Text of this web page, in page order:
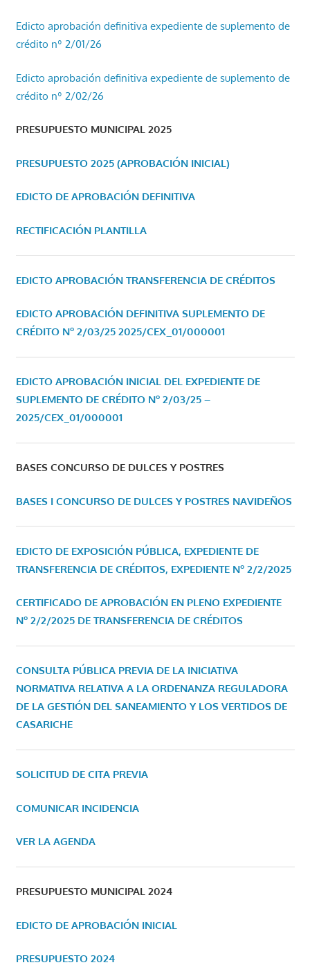
Edicto aprobación definitiva expediente de suplemento de
crédito nº 2/01/26
Edicto aprobación definitiva expediente de suplemento de
crédito nº 2/02/26
PRESUPUESTO MUNICIPAL 2025
PRESUPUESTO 2025 (APROBACIÓN INICIAL)
EDICTO DE APROBACIÓN DEFINITIVA
RECTIFICACIÓN PLANTILLA
EDICTO APROBACIÓN TRANSFERENCIA DE CRÉDITOS
EDICTO APROBACIÓN DEFINITIVA SUPLEMENTO DE
CRÉDITO Nº 2/03/25 2025/CEX_01/000001
EDICTO APROBACIÓN INICIAL DEL EXPEDIENTE DE
SUPLEMENTO DE CRÉDITO Nº 2/03/25 –
2025/CEX_01/000001
BASES CONCURSO DE DULCES Y POSTRES
BASES I CONCURSO DE DULCES Y POSTRES NAVIDEÑOS
EDICTO DE EXPOSICIÓN PÚBLICA, EXPEDIENTE DE
TRANSFERENCIA DE CRÉDITOS, EXPEDIENTE Nº 2/2/2025
CERTIFICADO DE APROBACIÓN EN PLENO EXPEDIENTE
Nº 2/2/2025 DE TRANSFERENCIA DE CRÉDITOS
CONSULTA PÚBLICA PREVIA DE LA INICIATIVA
NORMATIVA RELATIVA A LA ORDENANZA REGULADORA
DE LA GESTIÓN DEL SANEAMIENTO Y LOS VERTIDOS DE
CASARICHE
SOLICITUD DE CITA PREVIA
COMUNICAR INCIDENCIA
VER LA AGENDA
PRESUPUESTO MUNICIPAL 2024
EDICTO DE APROBACIÓN INICIAL
PRESUPUESTO 2024